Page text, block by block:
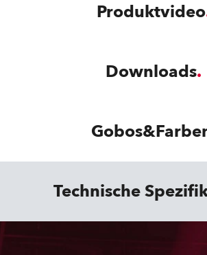
Produktvideo
Downloads
Technische